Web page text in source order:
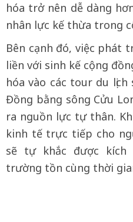
hóa trở nên dễ dàng
nhân lực kế thừa trong
Bên cạnh đó, việc phát
liền với sinh kế cộng
hóa vào các tour du
Đồng bằng sông Cửu
ra nguồn lực tự thân.
kinh tế trực tiếp cho
sẽ tự khắc được
trường tồn cùng thời